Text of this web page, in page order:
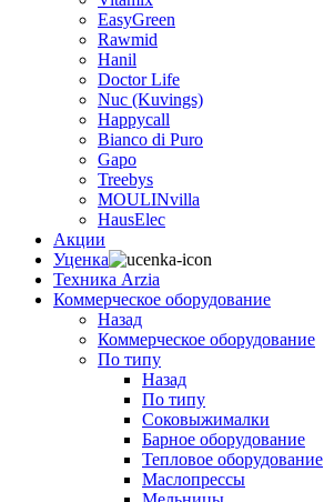
EasyGreen
Rawmid
Hanil
Doctor Life
Nuc (Kuvings)
Happycall
Bianco di Puro
Gapo
Treebys
MOULINvilla
HausElec
Акции
Уценка
Техника Arzia
Коммерческое оборудование
Назад
Коммерческое оборудование
По типу
Назад
По типу
Соковыжималки
Барное оборудование
Тепловое оборудование
Маслопрессы